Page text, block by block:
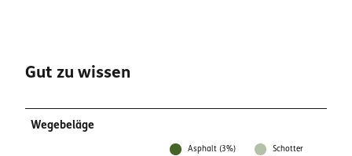
Gut zu wissen
Wegebeläge
Asphalt (3%)
Schotter